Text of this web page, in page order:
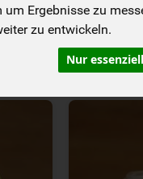
Ergebnisse zu
zu entwickeln.
Nur
Allergene